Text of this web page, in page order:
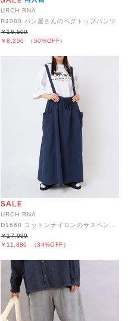
URCH RNA
R4080 パン屋さんのペグトップパンツ
￥8,250 （50%OFF）
￥16,500
URCH RNA
￥11,880 （34%OFF）
￥17,930